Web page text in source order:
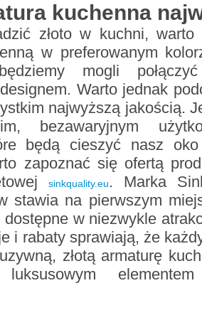
kuchenna
złoto w kuchni,
w preferowanym
mogli
Warto jednak
najwyższą jakością.
bezawaryjnym
będą cieszyć nasz
zapoznać się ofertą
sinkquality.eu. Marka
stawia na pierwszym
dostępne w niezwykle
i rabaty sprawiają, że
złotą armaturę
luksusowym